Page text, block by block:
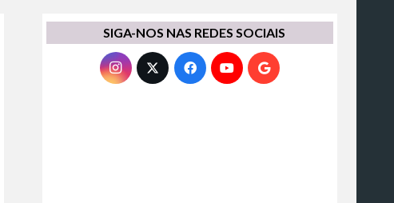
SIGA-NOS NAS REDES SOCIAIS